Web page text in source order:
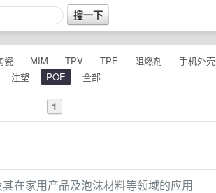
瓷 MIM TPV TPE 阻燃剂 手机外壳
注塑 POE 全部
1
在家用产品及泡沫材料等领域的应用